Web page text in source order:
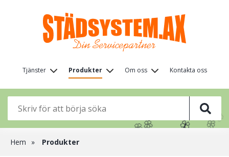
huvudinnehåll
Huvudmeny
(nivå
1)
Tjänster Produkter Om oss Kontakta oss
🦋
🌸
🌸
🌸
🌸
Länkstig
Hem Produkter